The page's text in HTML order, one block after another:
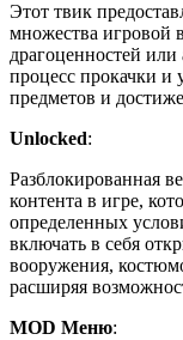
Этот твик
множества игровой
драгоценностей или
процесс прокачки и
предметов и
Unlocked:
Разблокированная
контента в игре,
определенных
включать в себя
вооружения,
расширяя
MOD Меню: